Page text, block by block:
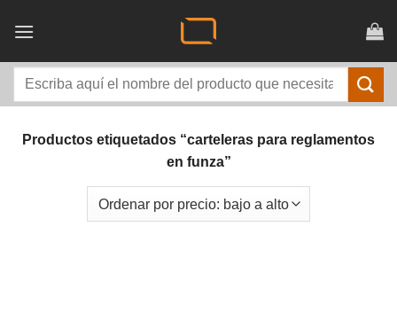
Buscar
Productos etiquetados “carteleras para reglamentos
en funza”